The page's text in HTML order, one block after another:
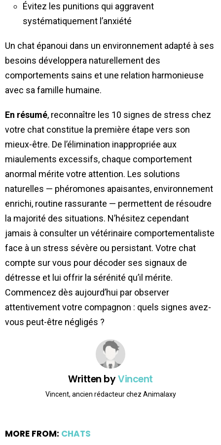
Évitez les punitions qui aggravent
systématiquement l’anxiété
Un chat épanoui dans un environnement adapté à ses
besoins développera naturellement des
comportements sains et une relation harmonieuse
avec sa famille humaine.
En résumé, reconnaître les 10 signes de stress chez
votre chat constitue la première étape vers son
mieux-être. De l’élimination inappropriée aux
miaulements excessifs, chaque comportement
anormal mérite votre attention. Les solutions
naturelles — phéromones apaisantes, environnement
enrichi, routine rassurante — permettent de résoudre
la majorité des situations. N’hésitez cependant
jamais à consulter un vétérinaire comportementaliste
face à un stress sévère ou persistant. Votre chat
compte sur vous pour décoder ses signaux de
détresse et lui offrir la sérénité qu’il mérite.
Commencez dès aujourd’hui par observer
attentivement votre compagnon : quels signes avez-
vous peut-être négligés ?
Written byVincent
Vincent, ancien rédacteur chez Animalaxy
MORE FROM: CHATS